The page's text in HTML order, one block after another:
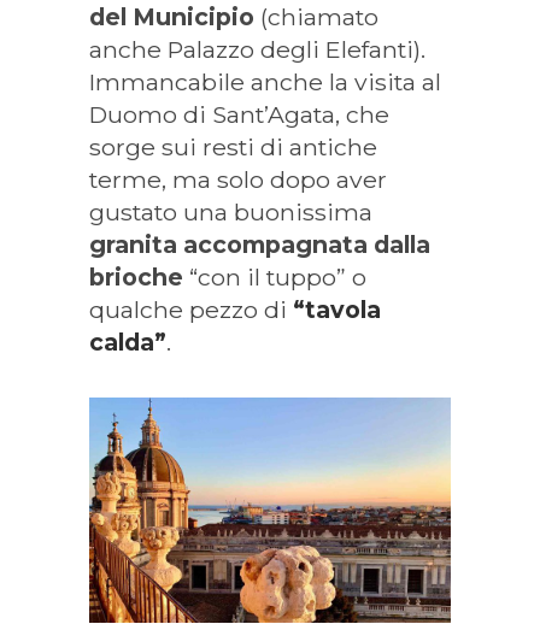
del Municipio (chiamato
anche Palazzo degli Elefanti).
Immancabile anche la visita al
Duomo di Sant’Agata, che
sorge sui resti di antiche
terme, ma solo dopo aver
gustato una buonissima
granita accompagnata dalla
brioche “con il tuppo” o
qualche pezzo di “tavola
calda”.